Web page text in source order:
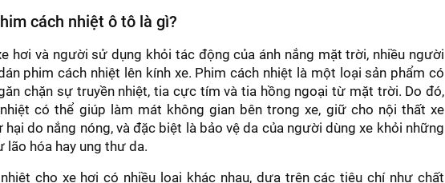
cách nhiệt ô tô là gì?
hơi và người sử dụng khỏi tác động của ánh nắng mặt trời, nhiều người
phim cách nhiệt lên kính xe. Phim cách nhiệt là một loại sản phẩm có
chặn sự truyền nhiệt, tia cực tím và tia hồng ngoại từ mặt trời. Do đó,
có thể giúp làm mát không gian bên trong xe, giữ cho nội thất xe
hại do nắng nóng, và đặc biệt là bảo vệ da của người dùng xe khỏi những
lão hóa hay ung thư da.
cho xe hơi có nhiều loại khác nhau, dựa trên các tiêu chí như chất